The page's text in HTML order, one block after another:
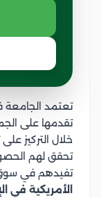
تعتمد
تقدمها على
خلال التركيز
تحقق لهم
تفيدهم في
الأمريكية في